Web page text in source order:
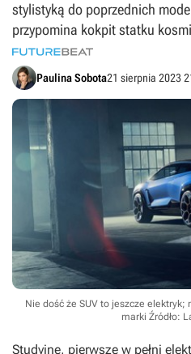
stylistyką do poprzednich
przypomina kokpit statku
Paulina Sobota21 sierpnia 2023
Nie dość że SUV to jeszcze
marki Źródło:
Studyjne, pierwsze w pełni